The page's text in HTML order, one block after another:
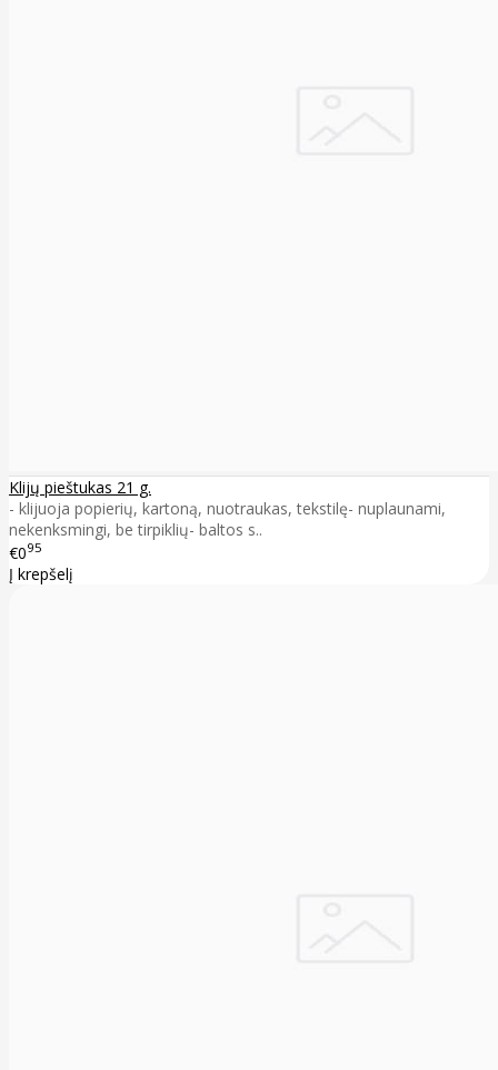
Klijų pieštukas 21 g.
- klijuoja popierių, kartoną, nuotraukas, tekstilę- nuplaunami,
nekenksmingi, be tirpiklių- baltos s..
€095
Į krepšelį